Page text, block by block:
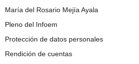
María del Rosario Mejía Ayala
Pleno del Infoem
Protección de datos personales
Rendición de cuentas